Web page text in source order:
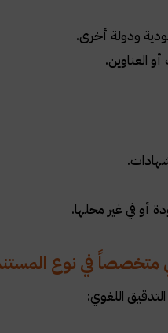
ودولة أخرى.
العناوين.
أو في غير محلها.
في نوع
اللغوي: